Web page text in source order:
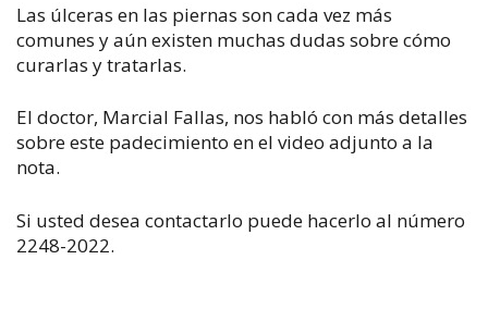
Las úlceras en las piernas son cada vez más
comunes y aún existen muchas dudas sobre cómo
curarlas y tratarlas.
El doctor, Marcial Fallas, nos habló con más detalles
sobre este padecimiento en el video adjunto a la
nota.
Si usted desea contactarlo puede hacerlo al número
2248-2022.